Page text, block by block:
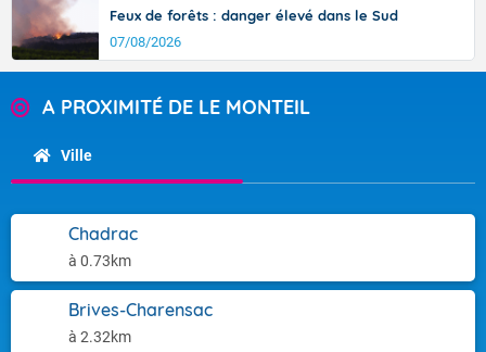
Feux de forêts : danger élevé dans le Sud
07/08/2026
A PROXIMITÉ DE LE MONTEIL
Ville
Chadrac
à 0.73km
Brives-Charensac
à 2.32km